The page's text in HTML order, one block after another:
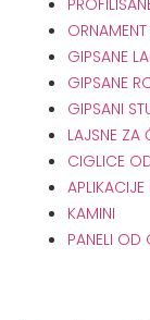
GIPSANE
GIPSANE
GIPSANI
LAJSNE ZA
CIGLICE
KAMINI
PANELI OD